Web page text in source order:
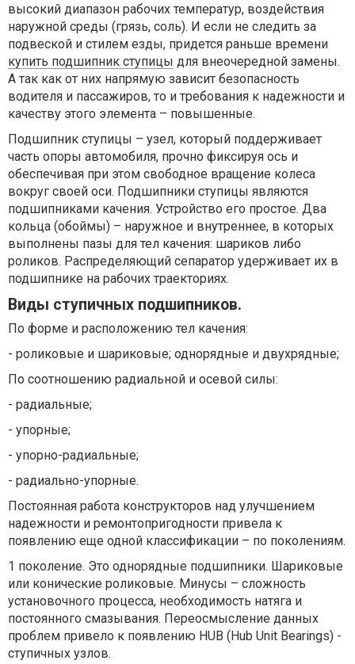
высокий диапазон рабочих температур, воздействия
наружной среды (грязь, соль). И если не следить за
подвеской и стилем езды, придется раньше времени
купить подшипник ступицы для внеочередной замены.
А так как от них напрямую зависит безопасность
водителя и пассажиров, то и требования к надежности и
качеству этого элемента – повышенные.
Подшипник ступицы – узел, который поддерживает
часть опоры автомобиля, прочно фиксируя ось и
обеспечивая при этом свободное вращение колеса
вокруг своей оси. Подшипники ступицы являются
подшипниками качения. Устройство его простое. Два
кольца (обоймы) – наружное и внутреннее, в которых
выполнены пазы для тел качения: шариков либо
роликов. Распределяющий сепаратор удерживает их в
подшипнике на рабочих траекториях.
Виды ступичных подшипников.
По форме и расположению тел качения:
- роликовые и шариковые; однорядные и двухрядные;
По соотношению радиальной и осевой силы:
- радиальные;
- упорные;
- упорно-радиальные;
- радиально-упорные.
Постоянная работа конструкторов над улучшением
надежности и ремонтопригодности привела к
появлению еще одной классификации – по поколениям.
1 поколение. Это однорядные подшипники. Шариковые
или конические роликовые. Минусы – сложность
установочного процесса, необходимость натяга и
постоянного смазывания. Переосмысление данных
проблем привело к появлению HUB (Hub Unit Bearings) -
ступичных узлов.